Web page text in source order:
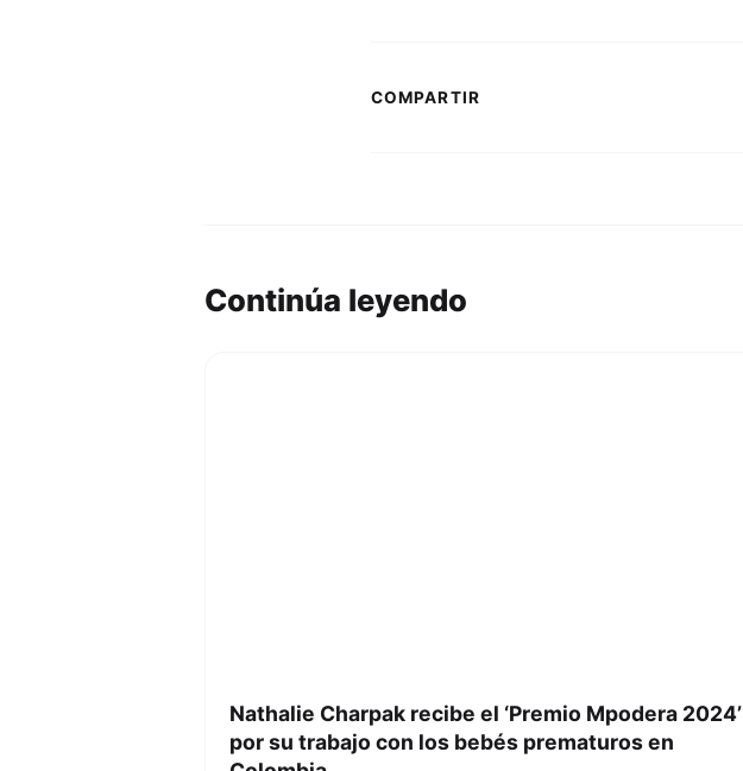
COMPARTIR
Continúa leyendo
Nathalie Charpak recibe el ‘Premio Mpodera 2024’
por su trabajo con los bebés prematuros en